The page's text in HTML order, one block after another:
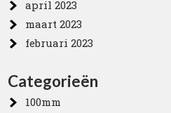
april 2023
maart 2023
februari 2023
Categorieën
100mm